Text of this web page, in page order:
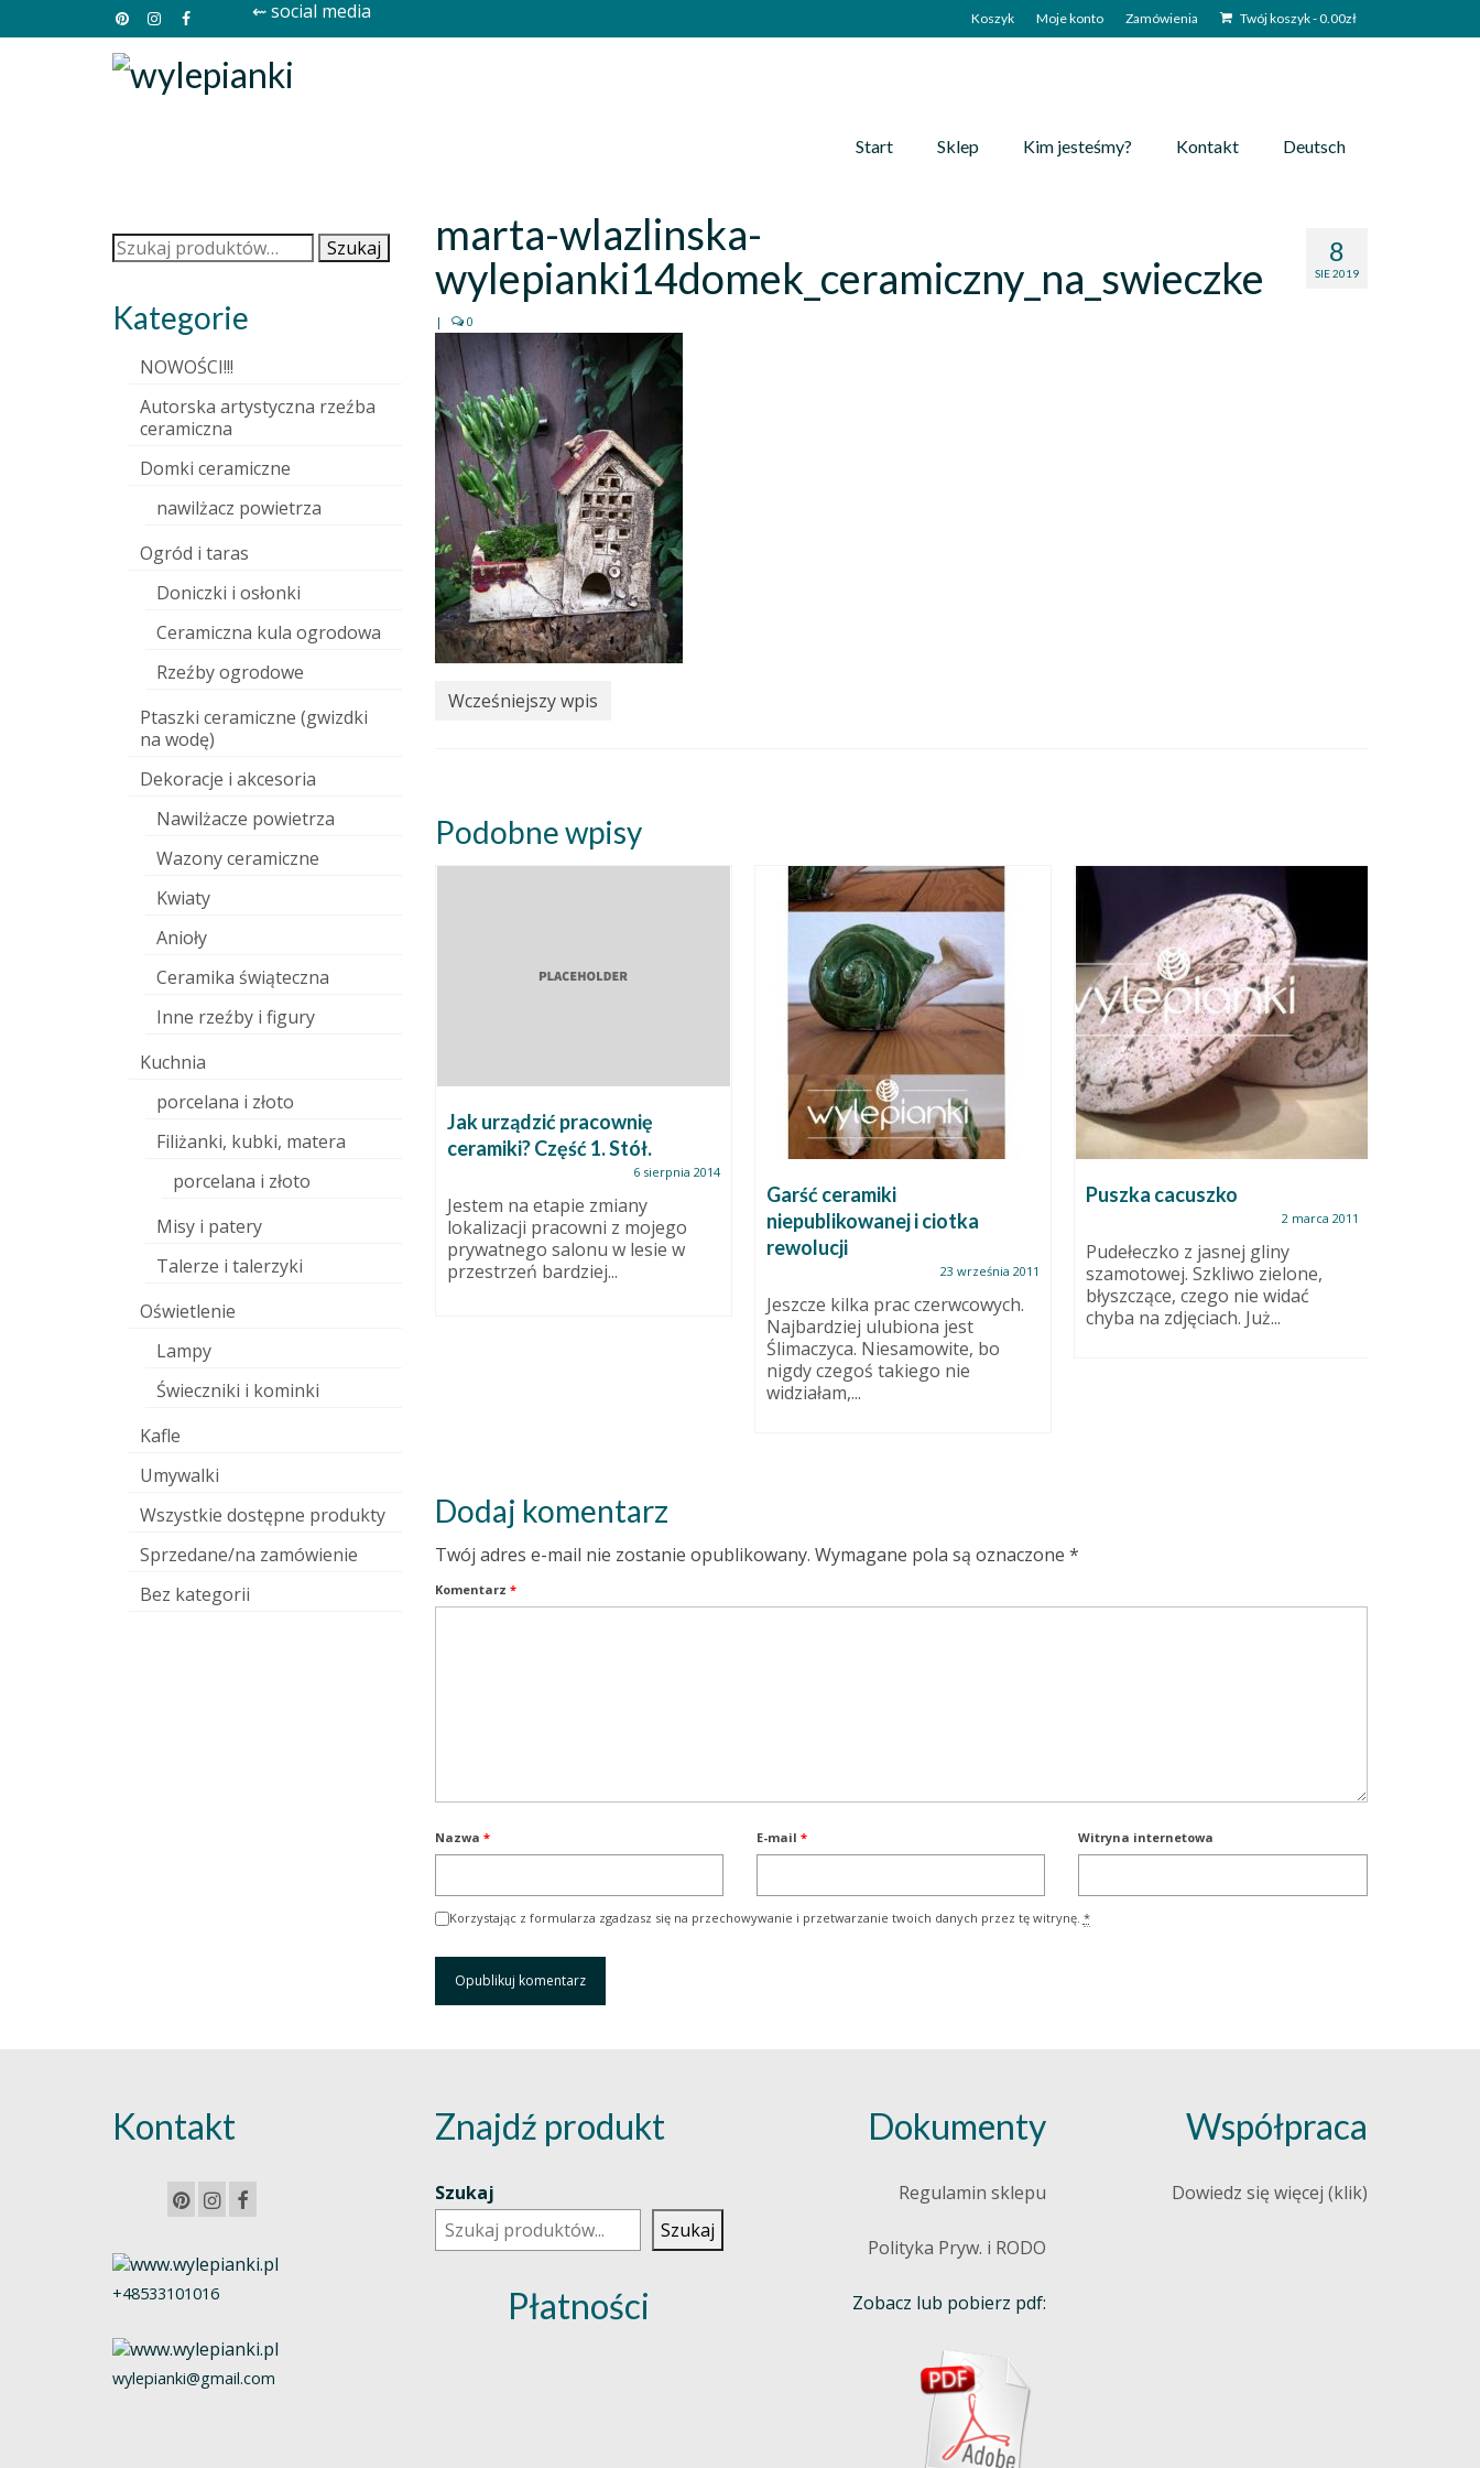
Koszyk Moje konto Zamówienia Twój koszyk-0.00zł
⇜ social media
Start Sklep Kim jesteśmy? Kontakt Deutsch
8
SIE 2019
marta-wlazlinska-
wylepianki14domek_ceramiczny_na_swieczke
| 0
Wcześniejszy wpis
Podobne wpisy
Ferie z bajką w pracowni
ceramiki!
Ledwo wdrożyliśmy się w
obowiązki po długiej przerwie
świątecznej, a tu już ferie! Jeśli
nie...
Jak urządzić pracownię
ceramiki? Część 1. Stół.
6 sierpnia 2014
Jestem na etapie zmiany
lokalizacji pracowni z mojego
prywatnego salonu w lesie w
przestrzeń bardziej...
Garść ceramiki
niepublikowanej i ciotka
rewolucji
23 września 2011
Jeszcze kilka prac czerwcowych.
Najbardziej ulubiona jest
Ślimaczyca. Niesamowite, bo
nigdy czegoś takiego nie
widziałam,...
Puszka cacuszko
2 marca 2011
Pudełeczko z jasnej gliny
szamotowej. Szkliwo zielone,
błyszczące, czego nie widać
chyba na zdjęciach. Już...
Dodaj komentarz
Twój adres e-mail nie zostanie opublikowany. Wymagane pola są oznaczone *
Komentarz *
Nazwa * E-mail * Witryna internetowa
Korzystając z formularza zgadzasz się na przechowywanie i przetwarzanie twoich danych przez tę witrynę. *
Szukaj: Szukaj
Kategorie
NOWOŚCI!!!
Autorska artystyczna rzeźba
ceramiczna
Domki ceramiczne
nawilżacz powietrza
Ogród i taras
Doniczki i osłonki
Ceramiczna kula ogrodowa
Rzeźby ogrodowe
Ptaszki ceramiczne (gwizdki
na wodę)
Dekoracje i akcesoria
Nawilżacze powietrza
Wazony ceramiczne
Kwiaty
Anioły
Ceramika świąteczna
Inne rzeźby i figury
Kuchnia
porcelana i złoto
Filiżanki, kubki, matera
porcelana i złoto
Misy i patery
Talerze i talerzyki
Oświetlenie
Lampy
Świeczniki i kominki
Kafle
Umywalki
Wszystkie dostępne produkty
Sprzedane/na zamówienie
Bez kategorii
Kontakt
+48533101016
wylepianki@gmail.com
Znajdź produkt
Szukaj
Szukaj
Płatności
Dokumenty
Regulamin sklepu
Polityka Pryw. i RODO
Zobacz lub pobierz pdf:
Współpraca
Dowiedz się więcej (klik)